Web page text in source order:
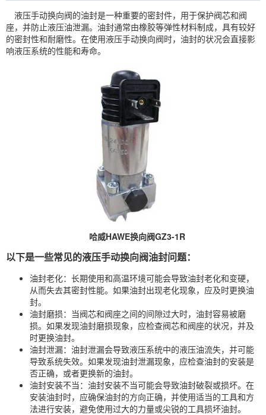
液压手动换向阀的油封是一种重要的密封件，用于保护阀芯和阀
座，并防止液压油泄漏。油封通常由橡胶等弹性材料制成，具有较好
的密封性和耐磨性。在使用液压手动换向阀时，油封的状况会直接影
响液压系统的性能和寿命。
哈威HAWE换向阀GZ3-1R
以下是一些常见的液压手动换向阀油封问题：
油封老化：长期使用和高温环境可能会导致油封老化和变硬，
从而失去其密封性能。如果油封出现老化现象，应及时更换油
封。
油封磨损：当阀芯和阀座之间的间隙过大时，油封容易被磨
损。如果发现油封磨损现象，应检查阀芯和阀座的状况，并及
时更换油封。
油封泄漏：油封泄漏会导致液压系统中的液压油流失，并可能
导致系统失效。如果发现油封泄漏现象，应检查油封的安装是
否正确，或者更换新的油封。
油封安装不当：油封安装不当可能会导致油封破裂或损坏。在
安装油封时，应确保油封的方向正确，并使用适当的工具和方
法进行安装，避免使用过大的力量或尖锐的工具损坏油封。